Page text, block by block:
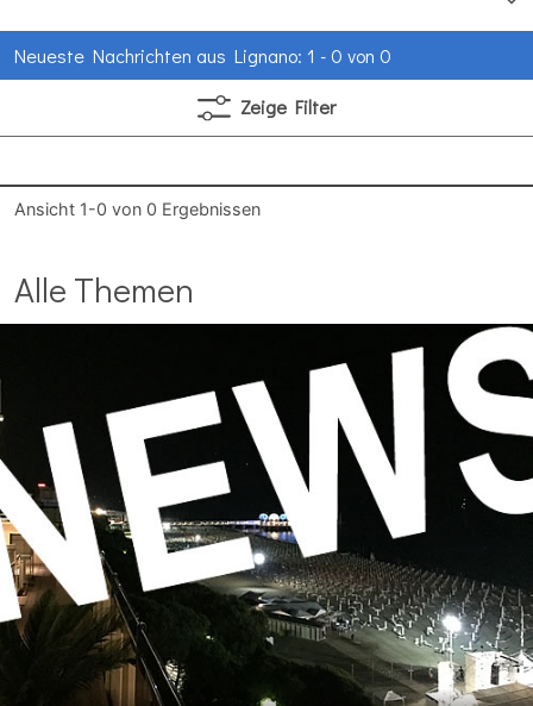
Neueste Nachrichten aus Lignano: 1 - 0 von 0
Zeige Filter
Ansicht 1-0 von 0 Ergebnissen
Alle Themen